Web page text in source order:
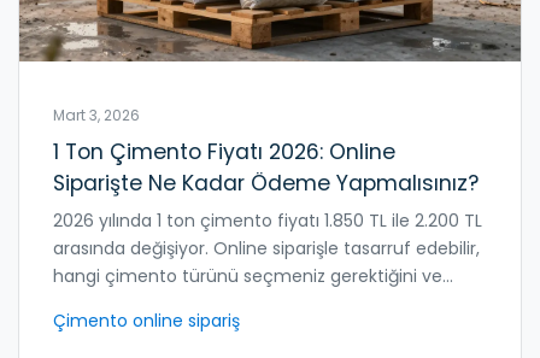
Mart 3, 2026
1 Ton Çimento Fiyatı 2026: Online
Siparişte Ne Kadar Ödeme Yapmalısınız?
2026 yılında 1 ton çimento fiyatı 1.850 TL ile 2.200 TL
arasında değişiyor. Online siparişle tasarruf edebilir,
hangi çimento türünü seçmeniz gerektiğini ve
Çimento online sipariş